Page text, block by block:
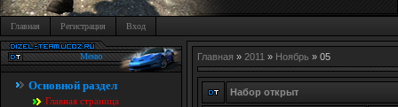
Главная Регистрация Вход
Меню
Основной раздел
Главная страница
Главная » 2011 » Ноябрь » 05
Набор открыт